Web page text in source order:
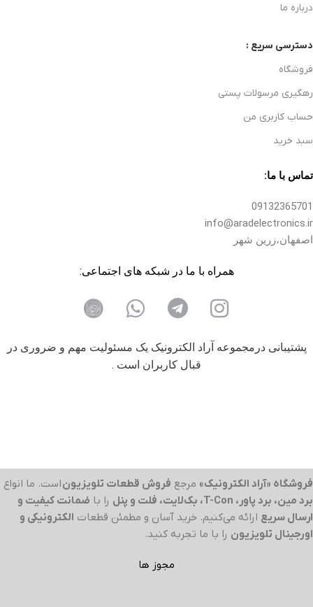
درباره ما
دسترسی سریع :
فروشگاه
رهگیری مرسولات پستی
حساب کاربری من
سبد خرید
تماس با ما:
09132365701
info@aradelectronics.ir
اصفهان،زرین شهر
همراه با ما در شبکه های اجتماعی:
پشتیبانی درمجموعه آراد الکترونیک یک مسئولیت مهم و ضروری در
قبال کاربران است .
فروشگاه «آراد الکترونیک» مرجع فروش قطعات تلویزیوناست. ما انواع
برد مین، برد پاور، T-Con، بک‌لایت، فلت و پنل
را با ضمانت کیفیت و
ارسال سریع ارائه می‌کنیم. خرید آسان و مطمئن قطعات الکترونیکی و
اورجینال تلویزیون را با ما تجربه کنید.
مجوز ها